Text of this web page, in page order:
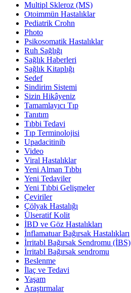
Multipl Skleroz (MS)
Otoimmün Hastalıklar
Pediatrik Crohn
Photo
Psikosomatik Hastalıklar
Ruh Sağlığı
Sağlık Haberleri
Sağlık Kitaplığı
Sedef
Sindirim Sistemi
Sizin Hikâyeniz
Tamamlayıcı Tıp
Tanıtım
Tıbbi Tedavi
Tıp Terminolojisi
Upadacitinib
Video
Viral Hastalıklar
Yeni Alman Tıbbı
Yeni Tedaviler
Yeni Tıbbi Gelişmeler
Çeviriler
Çölyak Hastalığı
Ülseratif Kolit
İBD ve Göz Hastalıkları
İnflamatuar Bağırsak Hastalıkları
İrritabl Bağırsak Sendromu (İBS)
İrritabl Bağırsak sendromu
Beslenme
İlaç ve Tedavi
Yaşam
Araştırmalar